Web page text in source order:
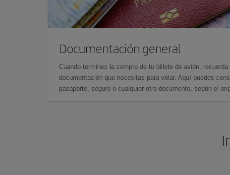
Documentación general
Cuando termines la compra de tu billete de avión,
documentación que necesitas para volar. Aquí puedes
pasaporte, seguro o cualquier otro documento, según el